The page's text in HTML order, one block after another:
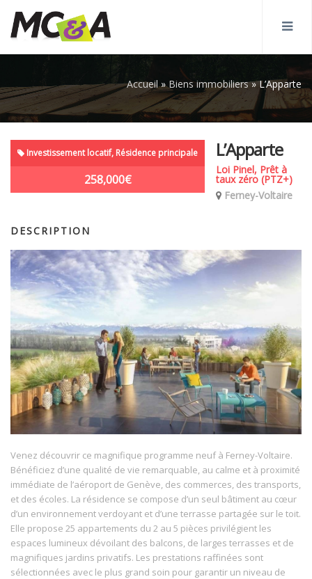
Accueil»Biens immobiliers»L’Apparte
Investissement locatif, Résidence principale
258,000€
L’Apparte
Loi Pinel, Prêt à
taux zéro (PTZ+)
Ferney-Voltaire
DESCRIPTION
Venez découvrir ce magnifique programme neuf à Ferney-Voltaire.
Bénéficiez d’une qualité de vie remarquable, au calme et à proximité
immédiate de l’aéroport de Genève, des commerces, des transports,
et des écoles. La résidence se compose d’un seul bâtiment au cœur
d’un environnement verdoyant et d’une terrasse partagée sur le toit.
Elle propose 25 appartements du 2 au 5 pièces privilégient les
espaces lumineux dévoilant des balcons, de larges terrasses et de
magnifiques jardins privatifs. Les prestations raffinées sont
sélectionnées avec le plus grand soin pour garantir un niveau de